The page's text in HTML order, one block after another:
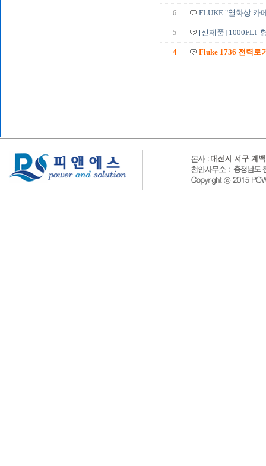
6 FLUKE "열화상 카
5 [신제품] 1000FLT
4 Fluke 1736 전력로